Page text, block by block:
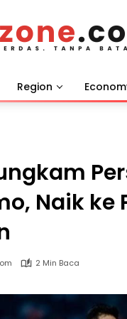
Region
Naik ke
2 Min Baca